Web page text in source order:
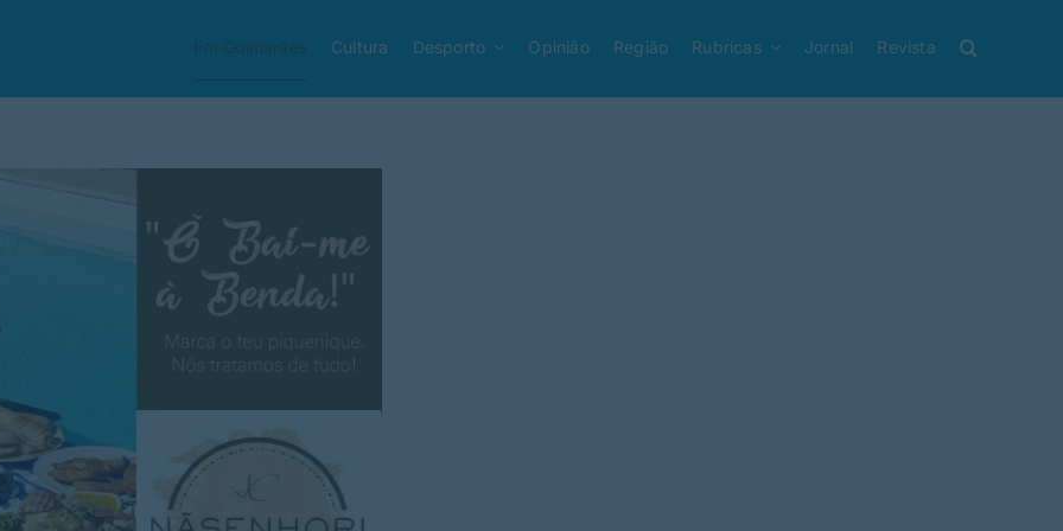
Em Guimarães Cultura Desporto Opinião Região Rubricas Jornal Revista